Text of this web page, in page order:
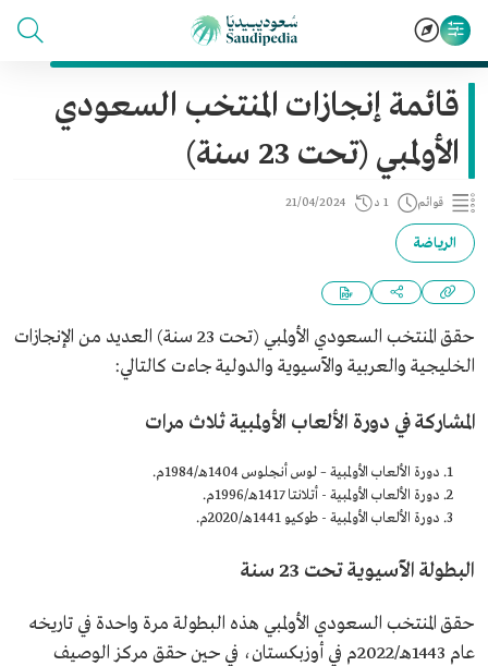
قائمة إنجازات المنتخب السعودي
الأولمبي (تحت 23 سنة)
قوائم 1 د 21/04/2024
الرياضة
حقق المنتخب السعودي الأولمبي (تحت 23 سنة) العديد من الإنجازات
الخليجية والعربية والآسيوية والدولية جاءت كالتالي:
المشاركة في دورة الألعاب الأولمبية ثلاث مرات
دورة الألعاب الأولمبية – لوس أنجلوس 1404هـ/1984م.
دورة الألعاب الأولمبية - أتلانتا 1417هـ/1996م.
دورة الألعاب الأولمبية - طوكيو 1441هـ/2020م.
البطولة الآسيوية تحت 23 سنة
حقق المنتخب السعودي الأولمبي هذه البطولة مرة واحدة في تاريخه
عام 1443هـ/2022م في أوزبكستان، في حين حقق مركز الوصيف